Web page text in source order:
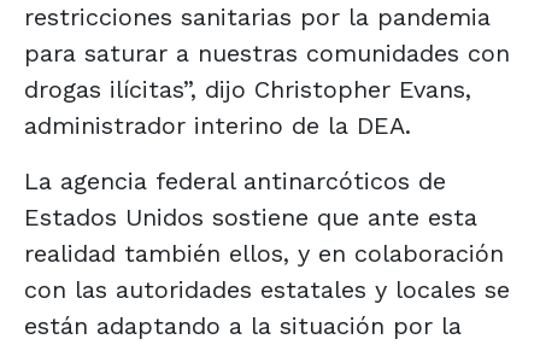
restricciones sanitarias por la pandemia
para saturar a nuestras comunidades con
drogas ilícitas”, dijo Christopher Evans,
administrador interino de la DEA.
La agencia federal antinarcóticos de
Estados Unidos sostiene que ante esta
realidad también ellos, y en colaboración
con las autoridades estatales y locales se
están adaptando a la situación por la